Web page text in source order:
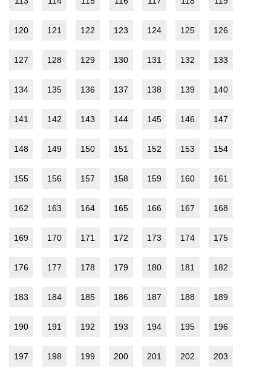
120 121 122 123 124 125 126
127 128 129 130 131 132 133
134 135 136 137 138 139 140
141 142 143 144 145 146 147
148 149 150 151 152 153 154
155 156 157 158 159 160 161
162 163 164 165 166 167 168
169 170 171 172 173 174 175
176 177 178 179 180 181 182
183 184 185 186 187 188 189
190 191 192 193 194 195 196
197 198 199 200 201 202 203